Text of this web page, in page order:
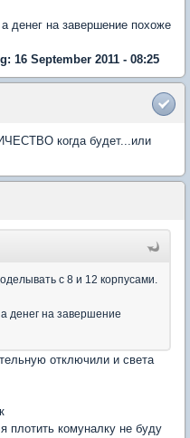
денег на завершение похоже
16 September 2011 - 08:25
когда будет...или
с 8 и 12 корпусами.
денег на завершение
отключили и света
плотить комуналку не буду